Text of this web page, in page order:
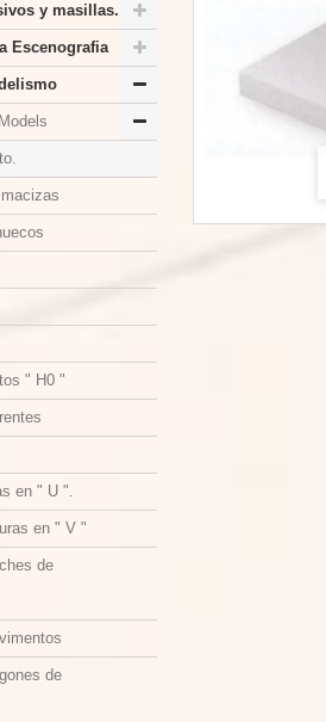
y masillas.
Escenografia
" H0 "
en " U ".
en " V "
de
de